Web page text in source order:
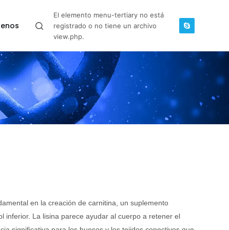
El elemento menu-tertiary no está
registrado o no tiene un archivo
view.php.
en la creación de carnitina, un suplemento
inferior. La lisina parece ayudar al cuerpo a retener el